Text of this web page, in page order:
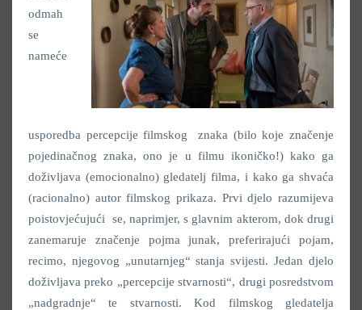
odmah
se
nameće
usporedba percepcije filmskog znaka (bilo koje značenje
pojedinačnog znaka, ono je u filmu ikoničko!) kako ga
doživljava (emocionalno) gledatelj filma, i kako ga shvaća
(racionalno) autor filmskog prikaza. Prvi djelo razumijeva
poistovjećujući se, naprimjer, s glavnim akterom, dok drugi
zanemaruje značenje pojma junak, preferirajući pojam,
recimo, njegovog „unutarnjeg“ stanja svijesti. Jedan djelo
doživljava preko „percepcije stvarnosti“, drugi posredstvom
„nadgradnje“ te stvarnosti. Kod filmskog gledatelja